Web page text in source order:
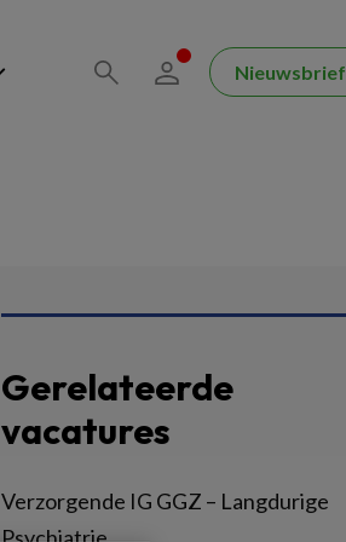
Nieuwsbrief
Gerelateerde
vacatures
Verzorgende IG GGZ – Langdurige